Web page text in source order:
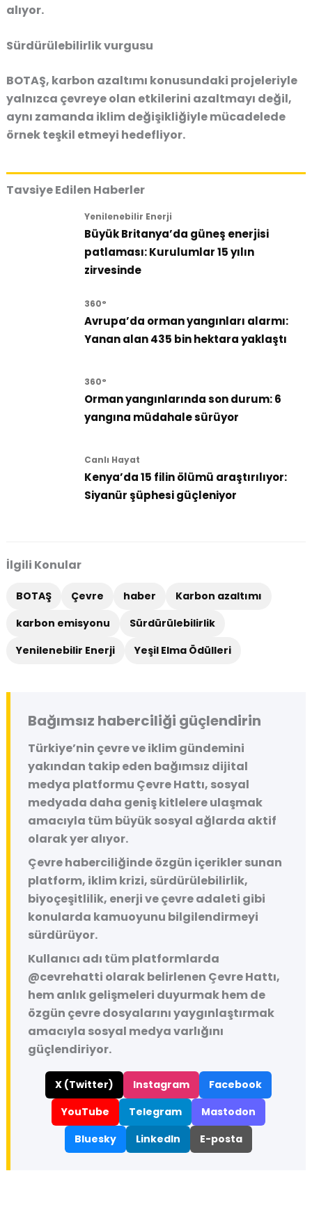
alıyor.
Sürdürülebilirlik vurgusu
BOTAŞ, karbon azaltımı konusundaki projeleriyle
yalnızca çevreye olan etkilerini azaltmayı değil,
aynı zamanda iklim değişikliğiyle mücadelede
örnek teşkil etmeyi hedefliyor.
Tavsiye Edilen Haberler
Yenilenebilir Enerji
Büyük Britanya’da güneş enerjisi
patlaması: Kurulumlar 15 yılın
zirvesinde
360°
Avrupa’da orman yangınları alarmı:
Yanan alan 435 bin hektara yaklaştı
360°
Orman yangınlarında son durum: 6
yangına müdahale sürüyor
Canlı Hayat
Kenya’da 15 filin ölümü araştırılıyor:
Siyanür şüphesi güçleniyor
İlgili Konular
BOTAŞ Çevre haber
Karbon azaltımı
karbon emisyonu
Sürdürülebilirlik
Yenilenebilir Enerji
Yeşil Elma Ödülleri
Bağımsız haberciliği güçlendirin
Türkiye’nin çevre ve iklim gündemini
yakından takip eden bağımsız dijital
medya platformu Çevre Hattı, sosyal
medyada daha geniş kitlelere ulaşmak
amacıyla tüm büyük sosyal ağlarda aktif
olarak yer alıyor.
Çevre haberciliğinde özgün içerikler sunan
platform, iklim krizi, sürdürülebilirlik,
biyoçeşitlilik, enerji ve çevre adaleti gibi
konularda kamuoyunu bilgilendirmeyi
sürdürüyor.
Kullanıcı adı tüm platformlarda
@cevrehatti olarak belirlenen Çevre Hattı,
hem anlık gelişmeleri duyurmak hem de
özgün çevre dosyalarını yaygınlaştırmak
amacıyla sosyal medya varlığını
güçlendiriyor.
X (Twitter) Instagram
Facebook
YouTube
Telegram
Mastodon
Bluesky
LinkedIn E-posta